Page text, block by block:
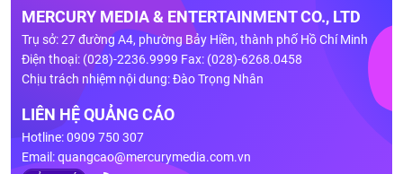
MERCURY MEDIA & ENTERTAINMENT CO., LTD
Trụ sở: 27 đường A4, phường Bảy Hiền, thành phố Hồ Chí Minh
Điện thoại: (028)-2236.9999 Fax: (028)-6268.0458
Chịu trách nhiệm nội dung: Đào Trọng Nhân
LIÊN HỆ QUẢNG CÁO
Hotline: 0909 750 307
Email:quangcao@mercurymedia.com.vn